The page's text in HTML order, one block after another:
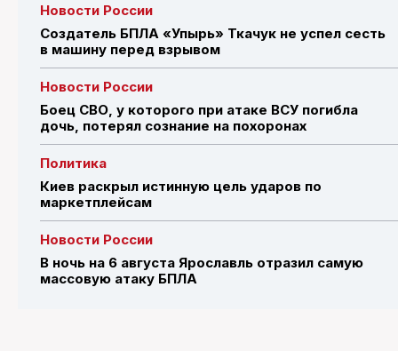
Новости России
Создатель БПЛА «Упырь» Ткачук не успел сесть
в машину перед взрывом
Новости России
Боец СВО, у которого при атаке ВСУ погибла
дочь, потерял сознание на похоронах
Политика
Киев раскрыл истинную цель ударов по
маркетплейсам
Новости России
В ночь на 6 августа Ярославль отразил самую
массовую атаку БПЛА